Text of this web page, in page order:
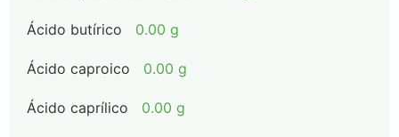
Ácido butírico 0.00 g
Ácido caproico 0.00 g
Ácido caprílico 0.00 g